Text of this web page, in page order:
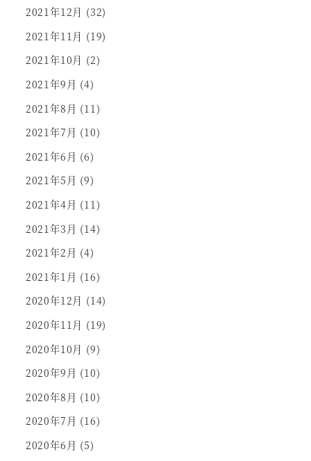
2021年12月 (32)
2021年11月 (19)
2021年10月 (2)
2021年9月 (4)
2021年8月 (11)
2021年7月 (10)
2021年6月 (6)
2021年5月 (9)
2021年4月 (11)
2021年3月 (14)
2021年2月 (4)
2021年1月 (16)
2020年12月 (14)
2020年11月 (19)
2020年10月 (9)
2020年9月 (10)
2020年8月 (10)
2020年7月 (16)
2020年6月 (5)